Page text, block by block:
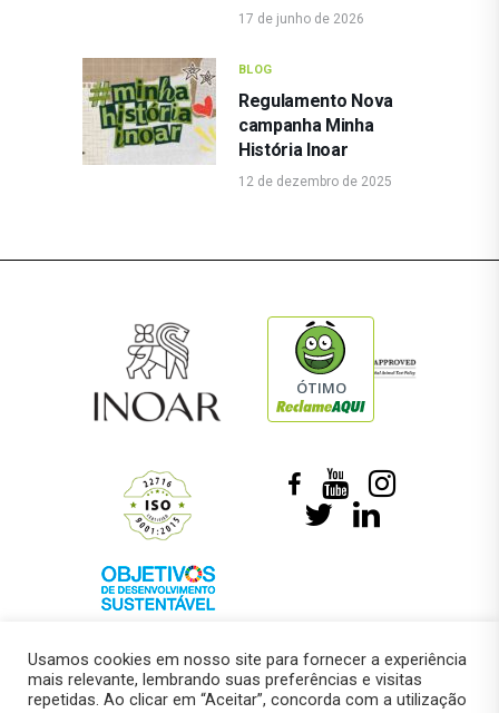
17 de junho de 2026
BLOG
Regulamento Nova
campanha Minha
História Inoar
12 de dezembro de 2025
ÓTIMO
Usamos cookies em nosso site para fornecer a experiência
mais relevante, lembrando suas preferências e visitas
repetidas. Ao clicar em “Aceitar”, concorda com a utilização